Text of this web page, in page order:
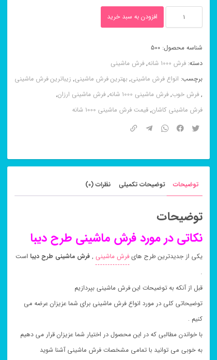
ماشینی
طرح
دیبا
۱۰۰۰
شانه
عدد
افزودن به سبد خرید
شناسه محصول: 500
دسته: فرش 1000 شانه ,فرش ماشینی
برچسب: انواع فرش ماشینی,بهترین فرش ماشینی, زیباترین فرش ماشینی
,فرش خوب,فرش ماشینی 1000 شانه ,فرش ماشینی ارزان,
فرش ماشینی کاشان,قیمت فرش ماشینی 1000 شانه
توضیحات توضیحات تکمیلی نظرات (0)
توضیحات
نکاتی در مورد فرش ماشینی طرح دیبا
یکی از جدیدترین طرح هایفرش ماشینی , فرش ماشینی طرح دیبا است
.
قبل از آنکه به توضیحات این فرش ماشینی بپردازیم
توضیحاتی کلی در مورد انواع فرش ماشینی برای شما عزیزان عرضه می
کنیم .
با خواندن مطالبی که در این محصول در اختیار شما عزیزان قرار می دهیم
به خوبی می توانید با تمامی مشخصات فرش ماشینی آشنا شوید